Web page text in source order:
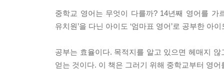
중학교 영어는 무엇이 다를까? 14년째 영어를 가
유치원’을 다닌 아이도 ‘엄마표 영어’로 공부한 아
공부는 효율이다. 목적지를 알고 있으면 헤매지
얻는 것이다. 이 책은 그러기 위해 중학교부터 영